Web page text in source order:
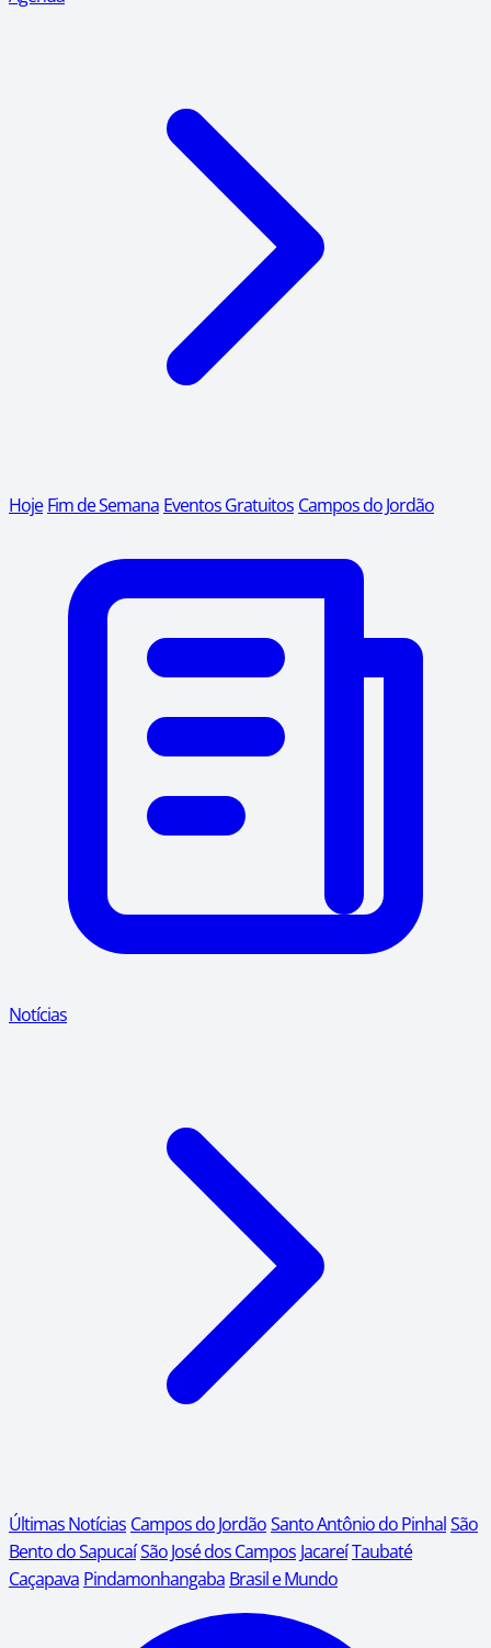
Hoje Fim de Semana Eventos Gratuitos Campos do Jordão
Notícias
Últimas Notícias Campos do JordãoSanto Antônio do PinhalSão
Bento do SapucaíSão José dos Campos JacareíTaubaté
Caçapava Pindamonhangaba Brasil e Mundo